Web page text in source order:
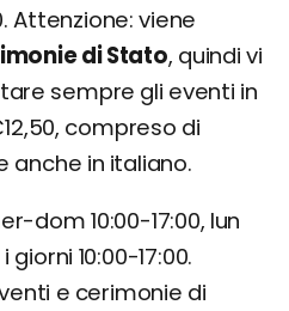
Attenzione: viene
di Stato, quindi vi
sempre gli eventi in
compreso di
anche in italiano.
dom 10:00-17:00, lun
10:00-17:00.
e cerimonie di